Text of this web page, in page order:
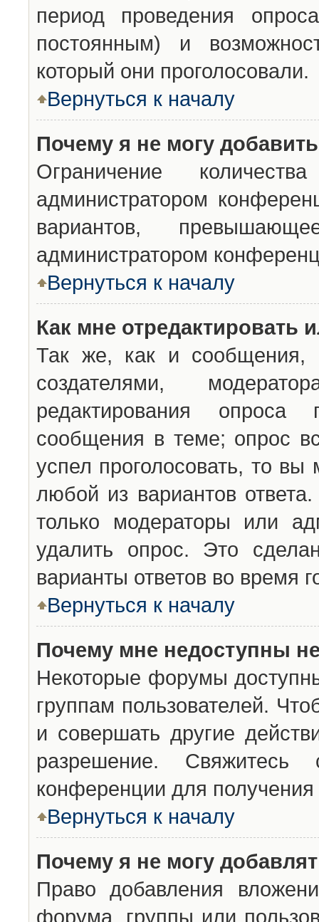
период проведения
постоянным) и
который они проголосовали.
Вернуться к началу
Почему я не могу
Ограничение
администратором
вариантов,
администратором
Вернуться к началу
Как мне отредактировать
Так же, как и сообщения,
создателями,
редактирования опроса
сообщения в теме; опрос
успел проголосовать, то вы
любой из вариантов
только модераторы или
удалить опрос. Это
варианты ответов во время
Вернуться к началу
Почему мне недоступны
Некоторые форумы
группам пользователей.
и совершать другие
разрешение. Свяжитесь
конференции для получения
Вернуться к началу
Почему я не могу
Право добавления
форума, группы или